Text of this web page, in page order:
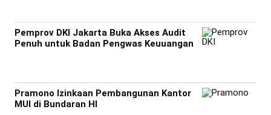
Pemprov DKI Jakarta Buka Akses Audit
Penuh untuk Badan Pengwas Keuuangan
Pramono Izinkaan Pembangunan Kantor
MUI di Bundaran HI